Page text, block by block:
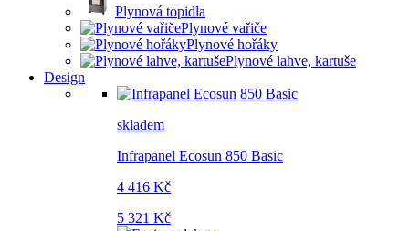
Plynová topidla
Plynové vařiče
Plynové hořáky
Plynové lahve, kartuše
Design
skladem
Infrapanel Ecosun 850 Basic
4 416 Kč
5 321 Kč